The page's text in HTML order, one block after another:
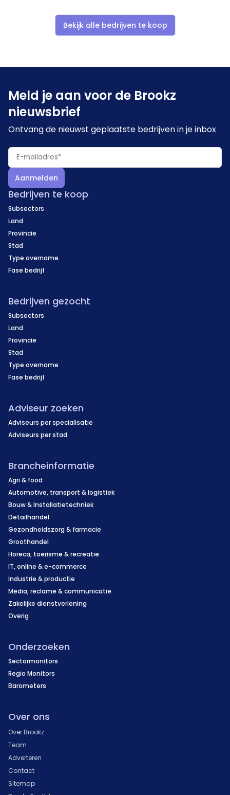
worden toegelicht.Bekijk alle bedrijven te koop
Meld je aan voor de Brookz
nieuwsbrief
Ontvang de nieuwst geplaatste bedrijven in je inbox
Aanmelden
Bedrijven te koop
Subsectors
Land
Provincie
Stad
Type overname
Fase bedrijf
Bedrijven gezocht
Subsectors
Land
Provincie
Stad
Type overname
Fase bedrijf
Adviseur zoeken
Adviseurs per specialisatie
Adviseurs per stad
Brancheinformatie
Agri & food
Automotive, transport & logistiek
Bouw & Installatietechniek
Detailhandel
Gezondheidszorg & farmacie
Groothandel
Horeca, toerisme & recreatie
IT, online & e-commerce
Industrie & productie
Media, reclame & communicatie
Zakelijke dienstverlening
Overig
Onderzoeken
Sectormonitors
Regio Monitors
Barometers
Over ons
Over Brookz
Team
Adverteren
Contact
Sitemap